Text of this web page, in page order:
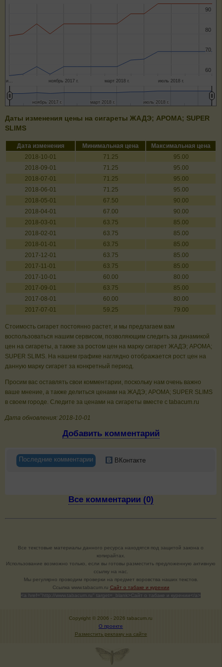
и… ноябрь 2017 г. март 2018 г. июль 2018 г.
60
60
70
70
80
80
90
90
ноябрь 2017 г.
ноябрь 2017 г. март 2018 г.
март 2018 г. июль 2018 г.
июль 2018 г.
Даты изменения цены на сигареты ЖАДЭ; АРОМА; SUPER
SLIMS
Дата изменения Минимальная цена
Максимальная цена
2018-10-01
71.25
95.00
2018-09-01
71.25
95.00
2018-07-01
71.25
95.00
2018-06-01
71.25
95.00
2018-05-01
67.50
90.00
2018-04-01
67.00
90.00
2018-03-01
63.75
85.00
2018-02-01
63.75
85.00
2018-01-01
63.75
85.00
2017-12-01
63.75
85.00
2017-11-01
63.75
85.00
2017-10-01
60.00
80.00
2017-09-01
63.75
85.00
2017-08-01
60.00
80.00
2017-07-01
59.25 79.00
Стоимость сигарет постоянно растет, и мы предлагаем вам
воспользоваться нашим сервисом, позволяющим следить за динамикой
цен на сигареты, а также за ростом цен на марку сигарет ЖАДЭ; АРОМА;
SUPER SLIMS. На нашем графике наглядно отображается рост цен на
данную марку сигарет за конкретный период.
Просим вас оставлять свои комментарии, поскольку нам очень важно
ваше мнение, а также делиться ценами на ЖАДЭ; АРОМА; SUPER SLIMS
в своем городе. Следите за ценами на сигареты вместе с tabacum.ru
Дата обновления: 2018-10-01
Добавить комментарий
Последние комментарии ВКонтакте
Все комментарии (0)
Все текстовые материалы данного ресурса находятся под защитой закона о
копирайтах.
Использование возможно только, если вы готовы разместить предложенную активную
ссылку на нас.
Мы регулярно проводим проверки на предмет воровства наших текстов.
Cсылка www.tabacum.ru Сайт о табаке и курении
<a href="http://www.tabacum.ru" target=_blank>Сайт о табаке и курении</a>
Copyright © 2006 - 2026 tabacum.ru
О проекте
Разместить рекламу на сайте